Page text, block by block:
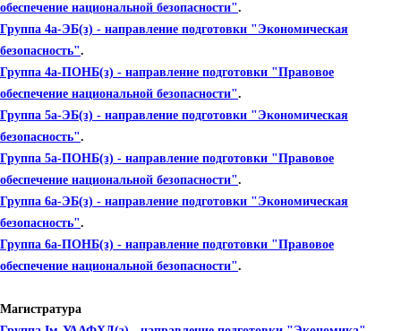
обеспечение национальной безопасности".
Группа 4а-ЭБ(з) - направление подготовки "Экономическая
безопасность".
Группа 4а-ПОНБ(з) - направление подготовки "Правовое
обеспечение национальной безопасности".
Группа 5а-ЭБ(з) - направление подготовки "Экономическая
безопасность".
Группа 5а-ПОНБ(з) - направление подготовки "Правовое
обеспечение национальной безопасности".
Группа 6а-ЭБ(з) - направление подготовки "Экономическая
безопасность".
Группа 6а-ПОНБ(з) - направление подготовки "Правовое
обеспечение национальной безопасности".
Магистратура